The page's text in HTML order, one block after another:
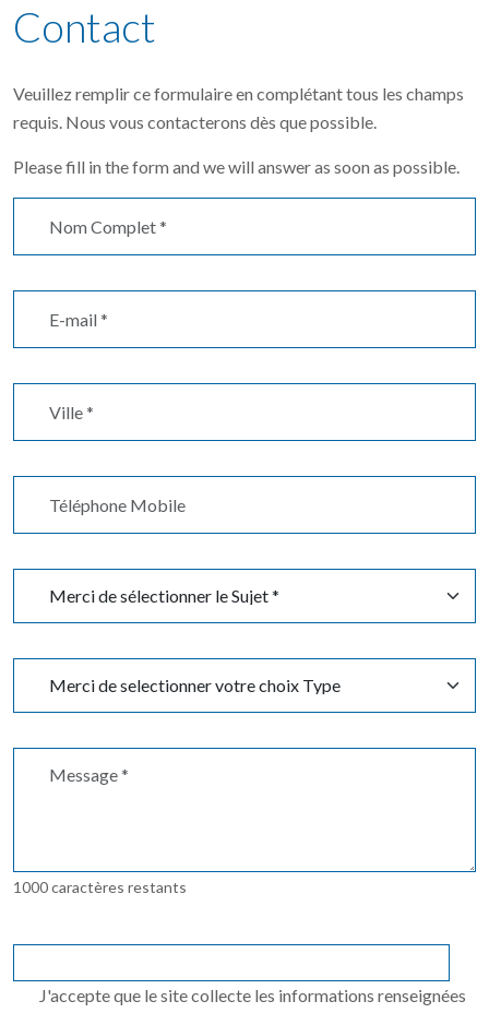
Contact
Veuillez remplir ce formulaire en complétant tous les champs
requis. Nous vous contacterons dès que possible.
Please fill in the form and we will answer as soon as possible.
1000 caractères restants
J'accepte que le site collecte les informations renseignées